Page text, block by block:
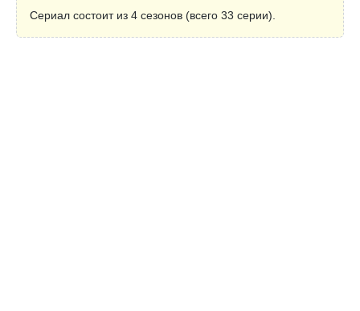
Сериал состоит из 4 сезонов (всего 33 серии).